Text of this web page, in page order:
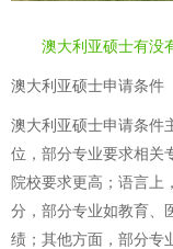
澳大利亚硕士有没
澳大利亚硕士申请条件
澳大利亚硕士申请条件
位，部分专业要求相关
院校要求更高；语言上
分，部分专业如教育、
绩；其他方面，部分专